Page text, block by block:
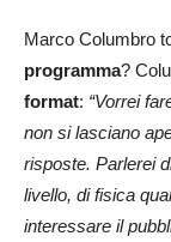
Marco Columbro
programma?
format: “Vorrei
non si lasciano
risposte. Parlerei
livello, di fisica
interessare il